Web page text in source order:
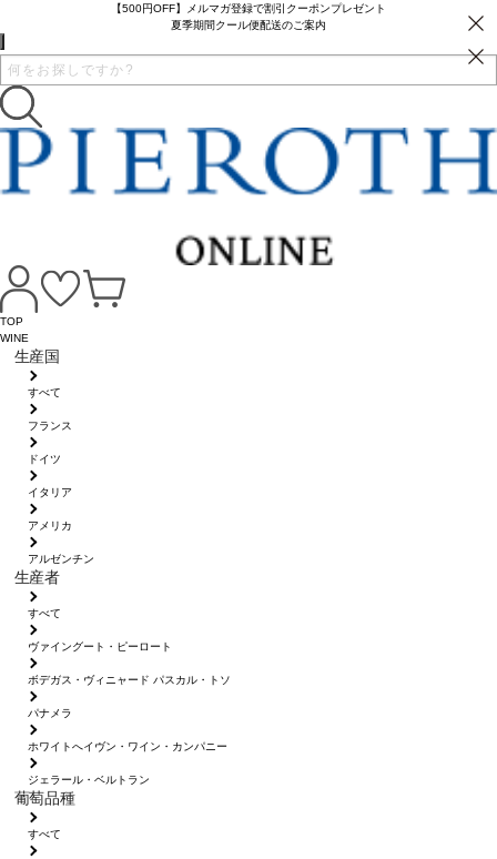
【500円OFF】メルマガ登録で割引クーポンプレゼント
夏季期間クール便配送のご案内
TOP
WINE
生産国
すべて
フランス
ドイツ
イタリア
アメリカ
アルゼンチン
生産者
すべて
ヴァイングート・ピーロート
ボデガス・ヴィニャード パスカル・トソ
パナメラ
ホワイトへイヴン・ワイン・カンパニー
ジェラール・ベルトラン
葡萄品種
すべて